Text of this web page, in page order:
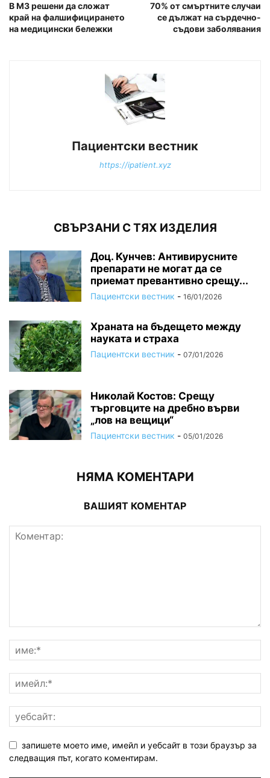
В МЗ решени да сложат
край на фалшифицирането
на медицински бележки
70% от смъртните случаи
се дължат на сърдечно-
съдови заболявания
Пациентски вестник
https://ipatient.xyz
СВЪРЗАНИ С ТЯХ ИЗДЕЛИЯ
Доц. Кунчев: Антивирусните
препарати не могат да се
приемат превантивно срещу...
Пациентски вестник - 16/01/2026
Храната на бъдещето между
науката и страха
Пациентски вестник - 07/01/2026
Николай Костов: Срещу
търговците на дребно върви
„лов на вещици“
Пациентски вестник - 05/01/2026
НЯМА КОМЕНТАРИ
ВАШИЯТ КОМЕНТАР
запишете моето име, имейл и уебсайт в този браузър за
следващия път, когато коментирам.